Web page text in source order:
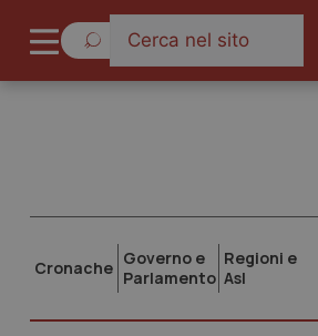
Cronache Governo e
Parlamento
Regioni e
Asl